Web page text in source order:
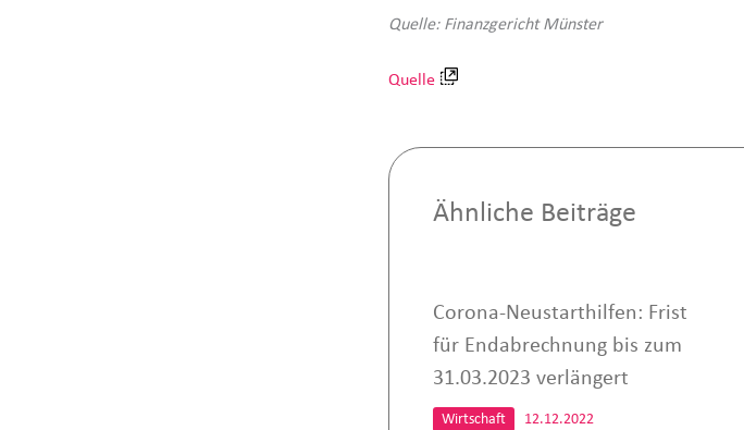
Quelle: Finanzgericht Münster
Quelle
Ähnliche Beiträge
Corona-Neustarthilfen: Frist
für Endabrechnung bis zum
31.03.2023 verlängert
Wirtschaft 12.12.2022